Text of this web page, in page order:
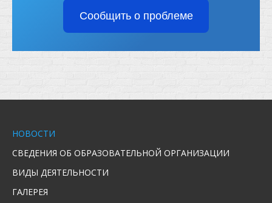
Сообщить о проблеме
НОВОСТИ
СВЕДЕНИЯ ОБ ОБРАЗОВАТЕЛЬНОЙ ОРГАНИЗАЦИИ
ВИДЫ ДЕЯТЕЛЬНОСТИ
ГАЛЕРЕЯ